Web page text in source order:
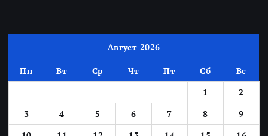
Август 2026
Пн Вт Ср Чт Пт Сб
Вс
1
2
3
4 5 6 7 8
9